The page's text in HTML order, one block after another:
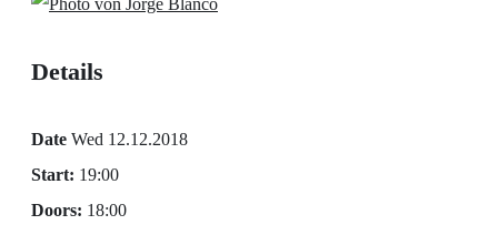
Details
Date Wed 12.12.2018
Start: 19:00
Doors: 18:00